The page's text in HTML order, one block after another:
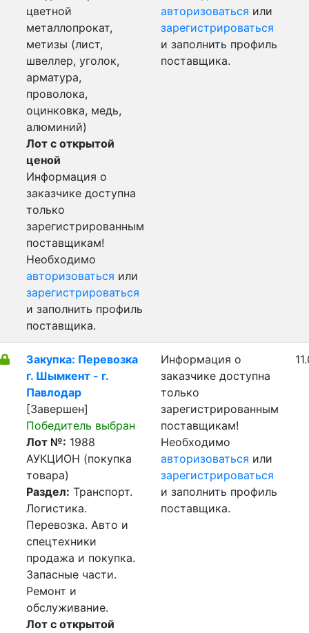
цветной
металлопрокат,
метизы (лист,
швеллер, уголок,
арматура,
проволока,
оцинковка, медь,
алюминий)
Лот с открытой
ценой
Информация о
заказчике доступна
только
зарегистрированным
поставщикам!
Необходимо
авторизоваться или
зарегистрироваться
и заполнить профиль
поставщика.
авторизоваться или
зарегистрироваться
и заполнить профиль
поставщика.
Закупка: Перевозка
г. Шымкент - г.
Павлодар
[Завершен]
Победитель выбран
Лот №: 1988
АУКЦИОН (покупка
товара)
Раздел: Транспорт.
Логистика.
Перевозка. Авто и
спецтехники
продажа и покупка.
Запасные части.
Ремонт и
обслуживание.
Лот с открытой
Информация о
заказчике доступна
только
зарегистрированным
поставщикам!
Необходимо
авторизоваться или
зарегистрироваться
и заполнить профиль
поставщика.